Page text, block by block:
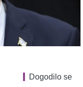
Dogodilo se